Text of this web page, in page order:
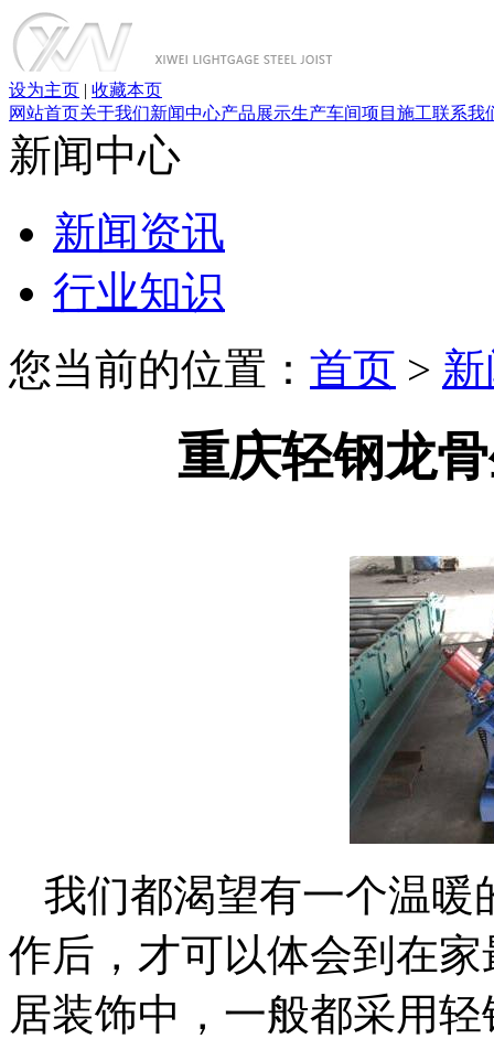
设为主页 | 收藏本页
网站首页关于我们新闻中心产品展示生产车间项目施工联系我
新闻中心
新闻资讯
行业知识
您当前的位置： 首页 >
重庆轻钢龙
我们都渴望有一个温暖
作后，才可以体会到在
居装饰中，一般都采用